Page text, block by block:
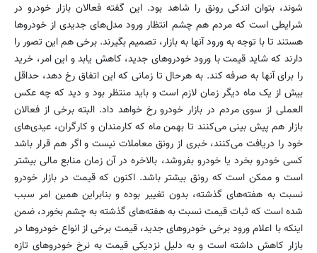
شوند، بتوان اندکی رونق را شاهد بود. این گفته فعالان بازار خودرو در
شرایطی است که مردم هم چشم انتظار ورود مدل‌های جدیدی از خودروها
هستند تا با توجه به ورود آنها به بازار، تصمیم بگیرند. برخی هم این تصور را
دارند که شاید قیمت با ورود خودروهای جدید، کاهش یابد و این امر، خرید
را برای آنها به صرفه کند. به هرحال تا زمانی که این اتفاق رخ دهد، حداقل
بیش از یک ماه دیگر زمان لازم است و باید منتظر بود و دید که چه عکس
العملی از سوی مردم در بازار خودرو رخ خواهد داد. البته برخی از فعالان
بازار هم پیش بینی می‌کنند تا بهمن ماه که کارمندان و کارگران، عیدی‌های
خود را دریافت می‌کنند، خبری از رونق معاملات نیست و اگر هم قرار باشد
کسی خودرو بخرد یا خودرو بفروشد، بالاخره در آن زمان منابع مالی بیشتر
است و ممکن است که رونق بیشتر باشد. اکنون که قیمت در بازار خودرو
نسبت به هفته‌های گذشته، بدون تغییر بوده و بنابراین همین امر سبب
شده است که ثبات قیمت نسبت به هفته‌های گذشته به چشم بخورد، ضمن
اینکه با اعلام ورود برخی خودروهای جدید، قیمت برخی از انواع خودروها در
بازار کاهش داشته است و به دلیل نزدیکی قیمت به نرخ خودروهای تازه